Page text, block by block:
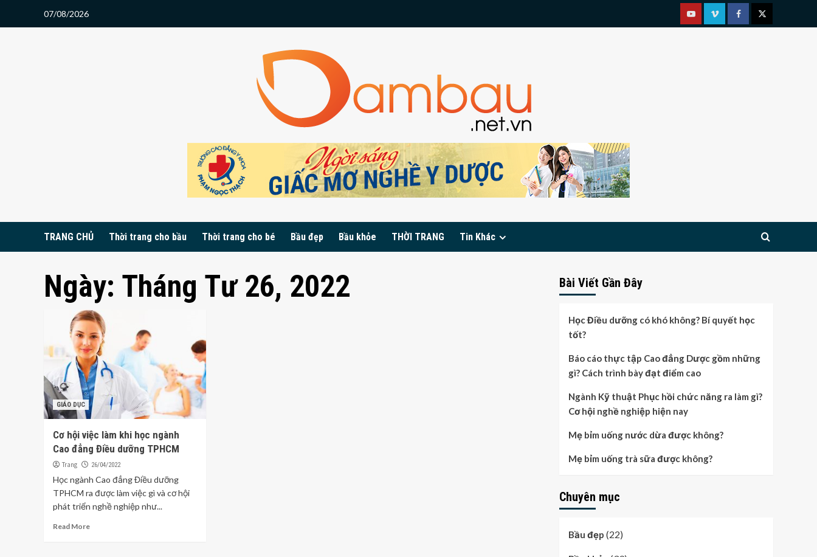
07/08/2026
YoutubeVimeoFacebookTwitter
TRANG CHỦ Thời trang cho bầu Thời trang cho bé Bầu đẹp Bầu khỏe THỜI TRANG Tin Khác
Ngày: Tháng Tư 26, 2022
GIÁO DỤC
Cơ hội việc làm khi học ngành
Cao đẳng Điều dưỡng TPHCM
Trang 26/04/2022
Học ngành Cao đẳng Điều dưỡng
TPHCM ra được làm việc gì và cơ hội
phát triển nghề nghiệp như...
Read More
Bài Viết Gần Đây
Học Điều dưỡng có khó không? Bí quyết học
tốt?
Báo cáo thực tập Cao đẳng Dược gồm những
gì? Cách trình bày đạt điểm cao
Ngành Kỹ thuật Phục hồi chức năng ra làm gì?
Cơ hội nghề nghiệp hiện nay
Mẹ bỉm uống nước dừa được không?
Mẹ bỉm uống trà sữa được không?
Chuyên mục
Bầu đẹp (22)